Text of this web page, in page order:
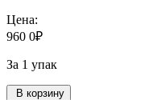
Цена:
960 0₽
За 1 упак
В корзину